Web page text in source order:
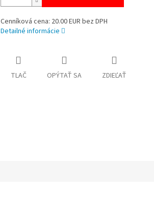
Cenníková cena: 20.00 EUR bez DPH
Detailné informácie
TLAČ OPÝTAŤ SA ZDIEĽAŤ